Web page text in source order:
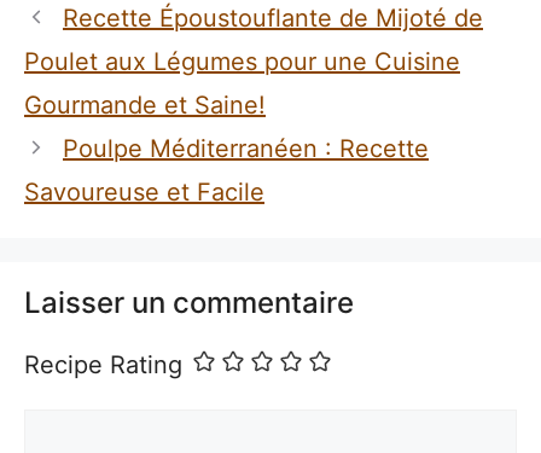
Recette Époustouflante de Mijoté de
Poulet aux Légumes pour une Cuisine
Gourmande et Saine!
Poulpe Méditerranéen : Recette
Savoureuse et Facile
Laisser un commentaire
Recipe Rating